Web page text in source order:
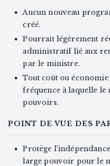
Aucun nouveau
créé.
Pourrait légèrement
administratif lié aux
par le ministre.
Tout coût ou
fréquence à laquelle
pouvoirs.
POINT DE VUE DES
Protège
large pouvoir pour le